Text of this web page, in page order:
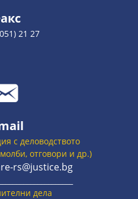
21 27
с деловодството
отговори и др.)
rs@justice.bg
дела